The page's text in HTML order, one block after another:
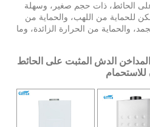
على الحائط، ذات حجم صغير، وسهلة
للحماية من اللهب، والحماية من
والحماية من الحرارة الزائدة، وما
الدش المثبت على الحائط